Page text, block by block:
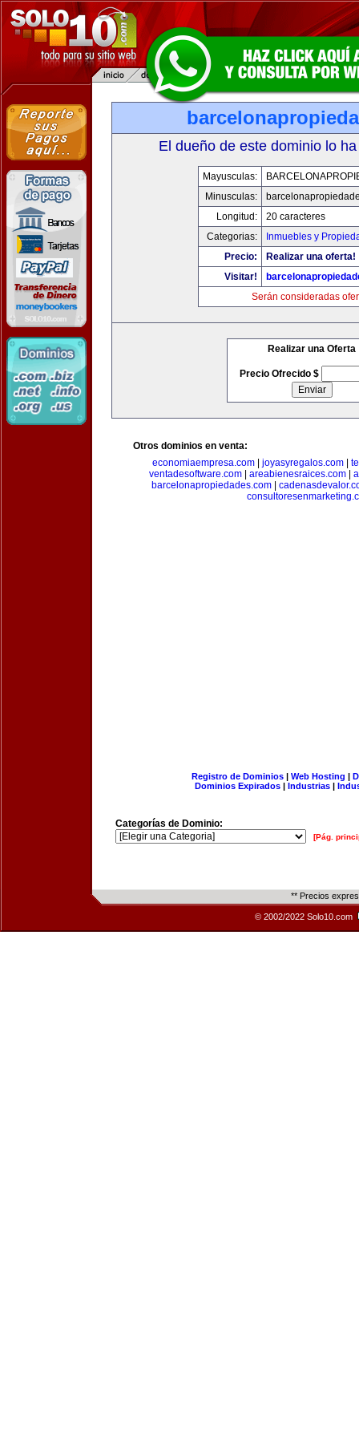
El dueño de este dominio lo
Mayusculas:
Minusculas:
Longitud:
20 caracteres
Categorias:
Inmuebles y
Precio:
Realizar una oferta!
Visitar!
Serán consideradas
Realizar una Oferta
Precio Ofrecido $
Otros dominios en venta:
economiaempresa.com
joyasyregalos.com
ventadesoftware.com| areabienesraices.com|
barcelonapropiedades.com|
Registro de Dominios| Web Hosting |
Dominios Expirados | Industrias |
Categorías de Dominio:
[Pág.
** Precios
© 2002/2022 Solo10.com